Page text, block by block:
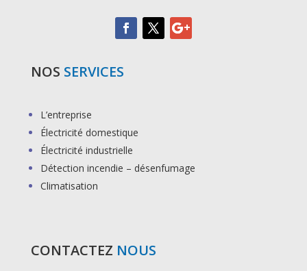
NOS SERVICES
L’entreprise
Électricité domestique
Électricité industrielle
Détection incendie – désenfumage
Climatisation
CONTACTEZ NOUS